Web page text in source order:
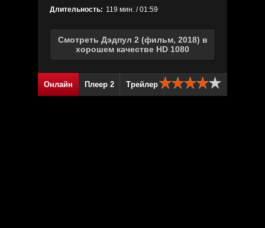
Длительность: 119 мин. / 01:59
Смотреть Дэдпул 2 (фильм, 2018) в
хорошем качестве HD 1080
Онлайн Плеер 2 Трейлер